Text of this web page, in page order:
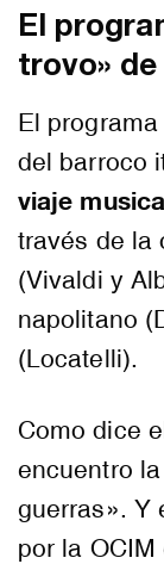
El
trovo» de
El
del barroco
viaje
través de la
(Vivaldi y
napolitano
(Locatelli).
Como dice
encuentro
guerras». Y
por la